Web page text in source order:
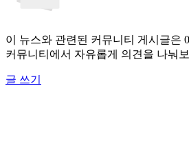
이 뉴스와 관련된 커뮤니티 게시글은
커뮤니티에서 자유롭게 의견을 나눠
글 쓰기